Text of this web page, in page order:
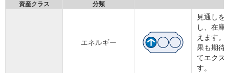
資産クラス 分類
エネルギー
見通しを
し、在庫
えます。
果も期待
てエクス
す。